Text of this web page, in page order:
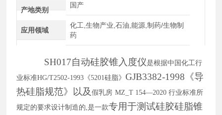
产地类别
国产
应用领域
化工,生物产业,石油,能源,制药/生物制
药
SH017自动硅胶锥入度仪是根据中国化工行
业标准HG/T2502-1993《5201硅脂》GJB3382-1998《导
热硅脂规范》 以及假乳房 MZ_T 154—2020 行业标准所
规定的要求设计制造的,是一款专用于测试硅胶硅脂锥